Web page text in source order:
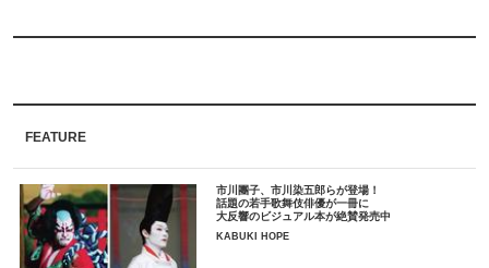
FEATURE
市川團子、市川染五郎らが登場！
話題の若手歌舞伎俳優が一冊に
大反響のビジュアル本が絶賛発売中
KABUKI HOPE